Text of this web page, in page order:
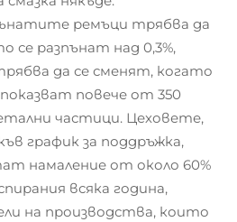
ремъци трябва да
се разпънат над 0,3%,
да се сменят, когато
повече от 350
частици. Цеховете,
график за поддръжка,
намаление от около 60%
всяка година,
на производства, които